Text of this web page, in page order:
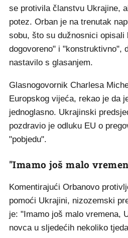
se protivila članstvu Ukrajine,
potez. Orban je na trenutak
sobu, što su dužnosnici opisali
dogovoreno" i "konstruktivno",
nastavilo s glasanjem.
Glasnogovornik Charlesa
Europskog vijeća, rekao je da
jednoglasno. Ukrajinski
pozdravio je odluku EU o
"pobjedu".
"Imamo još malo
Komentirajući Orbanovo
pomoći Ukrajini, nizozemski
je: "Imamo još malo vremena,
novca u sljedećih nekoliko